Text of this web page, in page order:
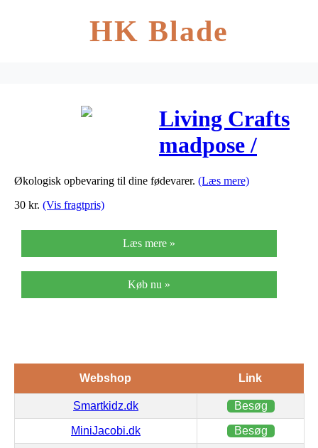
HK Blade
Living Crafts
madpose /
brødpose,
Økologisk opbevaring til dine fødevarer. (Læs mere)
30 kr. (Vis fragtpris)
Læs mere »
Køb nu »
Webshop Link
Smartkidz.dk Besøg
MiniJacobi.dk Besøg